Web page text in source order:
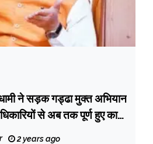
से अब तक पूर्ण हुए कार्यों
2 years ago